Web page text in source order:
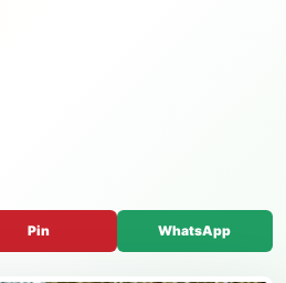
Pin WhatsApp